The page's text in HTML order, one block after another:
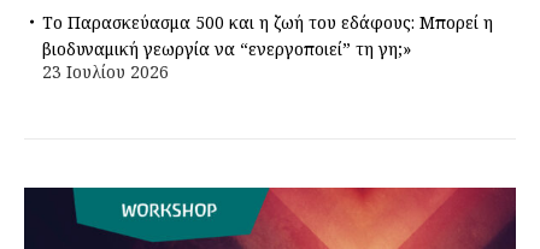
Το Παρασκεύασμα 500 και η ζωή του εδάφους: Μπορεί η
βιοδυναμική γεωργία να “ενεργοποιεί” τη γη;»
23 Ιουλίου 2026